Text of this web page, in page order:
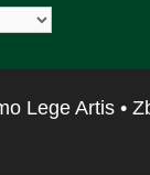
Lege Artis •